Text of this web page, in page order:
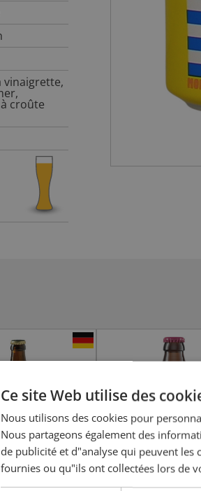
vinaigrette,
croûte
Ce site Web utilise des
Nous utilisons des cookies pour
Nous partageons également des
de publicité et d"analyse qui peuvent
fournies ou qu"ils ont collectées lors de